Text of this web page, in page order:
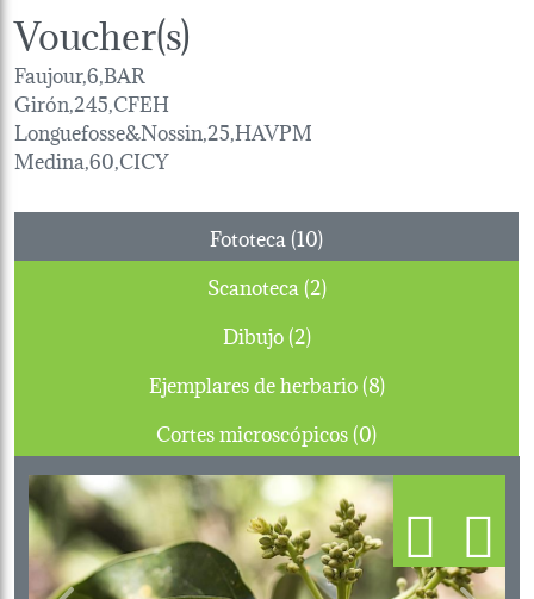
Voucher(s)
Faujour,6,BAR
Girón,245,CFEH
Longuefosse&Nossin,25,HAVPM
Medina,60,CICY
Fototeca (10)
Scanoteca (2)
Dibujo (2)
Ejemplares de herbario (8)
Cortes microscópicos (0)